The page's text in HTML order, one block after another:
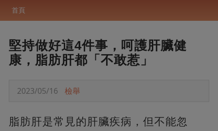
首頁
堅持做好這4件事，呵護肝臟健
康，脂肪肝都「不敢惹」
2023/05/16 檢舉
脂肪肝是常見的肝臟疾病，但不能忽